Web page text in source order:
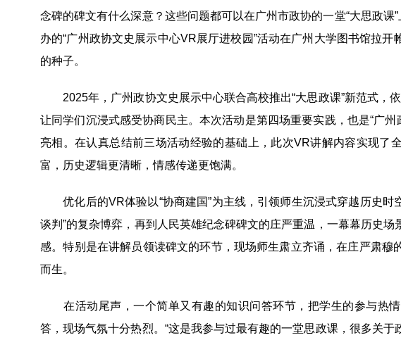
念碑的碑文有什么深意？这些问题都可以在广州市政协的一堂“大思政课
办的“广州政协文史展示中心VR展厅进校园”活动在广州大学图书馆拉
的种子。
2025年，广州政协文史展示中心联合高校推出“大思政课”新范式，依
让同学们沉浸式感受协商民主。本次活动是第四场重要实践，也是“广
亮相。在认真总结前三场活动经验的基础上，此次VR讲解内容实现了
富，历史逻辑更清晰，情感传递更饱满。
优化后的VR体验以“协商建国”为主线，引领师生沉浸式穿越历史时
谈判”的复杂博弈，再到人民英雄纪念碑碑文的庄严重温，一幕幕历史
感。特别是在讲解员领读碑文的环节，现场师生肃立齐诵，在庄严肃穆
而生。
在活动尾声，一个简单又有趣的知识问答环节，把学生的参与热情
答，现场气氛十分热烈。“这是我参与过最有趣的一堂思政课，很多关于